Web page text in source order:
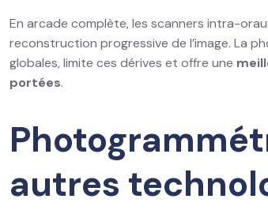
En arcade complète, les scanners intra-
reconstruction progressive de l’image. La
globales, limite ces dérives et offre une
portées.
autres